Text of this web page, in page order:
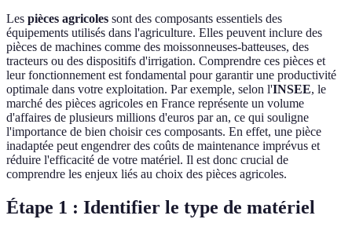
Les pièces agricoles sont des composants essentiels des
équipements utilisés dans l'agriculture. Elles peuvent inclure des
pièces de machines comme des moissonneuses-batteuses, des
tracteurs ou des dispositifs d'irrigation. Comprendre ces pièces et
leur fonctionnement est fondamental pour garantir une productivité
optimale dans votre exploitation. Par exemple, selon l'INSEE, le
marché des pièces agricoles en France représente un volume
d'affaires de plusieurs millions d'euros par an, ce qui souligne
l'importance de bien choisir ces composants. En effet, une pièce
inadaptée peut engendrer des coûts de maintenance imprévus et
réduire l'efficacité de votre matériel. Il est donc crucial de
comprendre les enjeux liés au choix des pièces agricoles.
Étape 1 : Identifier le type de matériel